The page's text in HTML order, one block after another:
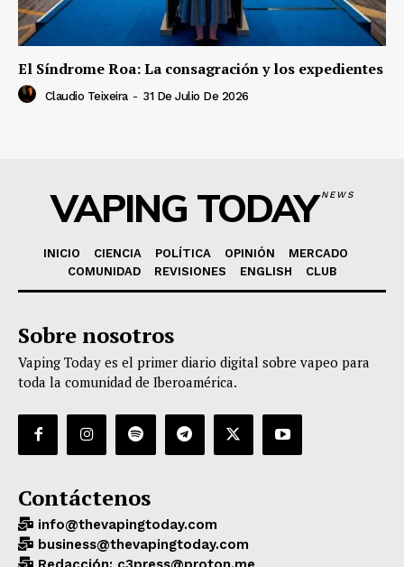
El Síndrome Roa: La consagración y los expedientes
Claudio Teixeira - 31 De Julio De 2026
VAPING TODAYNEWS
INICIO CIENCIA POLÍTICA OPINIÓN
MERCADO
COMUNIDAD
REVISIONES ENGLISH CLUB
Sobre nosotros
Vaping Today es el primer diario digital sobre vapeo para
toda la comunidad de Iberoamérica.
Contáctenos
info@thevapingtoday.com
business@thevapingtoday.com